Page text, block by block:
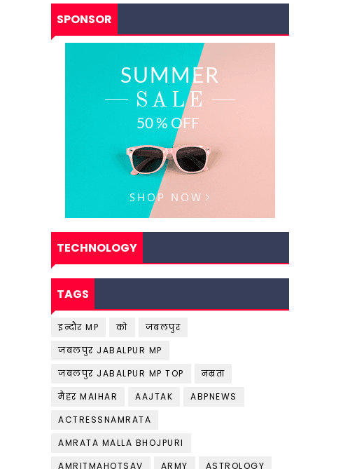
SPONSOR
TECHNOLOGY
TAGS
इन्दौर MP को
जबलपुर
जबलपुर JABALPUR MP
जबलपुर JABALPUR MP TOP
नम्रता
मैहर MAIHAR
AAJTAK
ABPNEWS
ACTRESSNAMRATA
AMRATA MALLA BHOJPURI
AMRITMAHOTSAV
ARMY ASTROLOGY